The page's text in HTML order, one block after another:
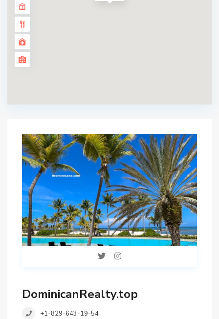
DominicanRealty.top
+1-829-643-19-54